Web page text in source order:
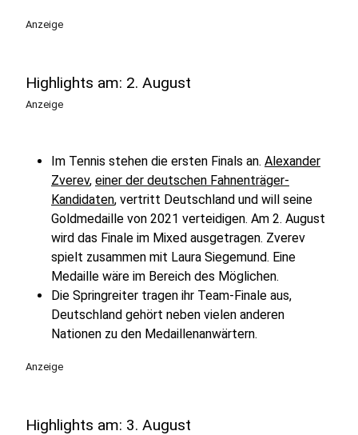
Anzeige
Highlights am: 2. August
Anzeige
Im Tennis stehen die ersten Finals an. Alexander
Zverev, einer der deutschen Fahnenträger-
Kandidaten, vertritt Deutschland und will seine
Goldmedaille von 2021 verteidigen. Am 2. August
wird das Finale im Mixed ausgetragen. Zverev
spielt zusammen mit Laura Siegemund. Eine
Medaille wäre im Bereich des Möglichen.
Die Springreiter tragen ihr Team-Finale aus,
Deutschland gehört neben vielen anderen
Nationen zu den Medaillenanwärtern.
Anzeige
Highlights am: 3. August